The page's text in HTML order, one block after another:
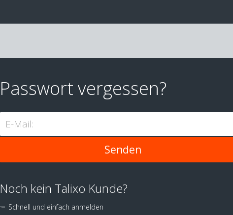
Passwort vergessen?
E-Mail:
Noch kein Talixo Kunde?
Schnell und einfach anmelden